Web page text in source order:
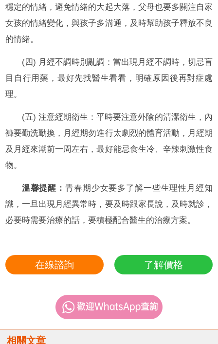
穩定的情緒，避免情緒的大起大落，父母也要多關注自家
女孩的情緒變化，與孩子多溝通，及時幫助孩子釋放不良
的情緒。
(四) 月經不調時別亂調：當出現月經不調時，切忌盲
目自行用藥，最好先找醫生看看，明確原因後再對症處
理。
(五) 注意經期衛生：平時要注意外陰的清潔衛生，內
褲要勤洗勤換，月經期勿進行太劇烈的體育活動，月經期
及月經來潮前一周左右，最好能忌食生冷、辛辣刺激性食
物。
溫馨提醒：青春期少女要多了解一些生理性月經知
識，一旦出現月經異常時，要及時跟家長說，及時就診，
必要時需要治療的話，要積極配合醫生的治療方案。
在線諮詢 了解價格
相關文章